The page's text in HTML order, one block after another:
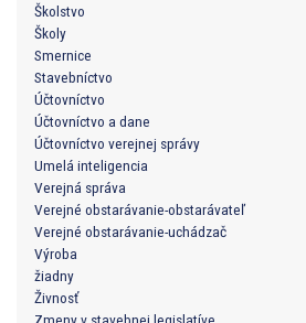
Školstvo
Školy
Smernice
Stavebníctvo
Účtovníctvo
Účtovníctvo a dane
Účtovníctvo verejnej správy
Umelá inteligencia
Verejná správa
Verejné obstarávanie-obstarávateľ
Verejné obstarávanie-uchádzač
Výroba
žiadny
Živnosť